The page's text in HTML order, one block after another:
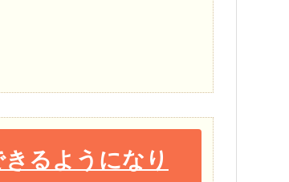
るようになり